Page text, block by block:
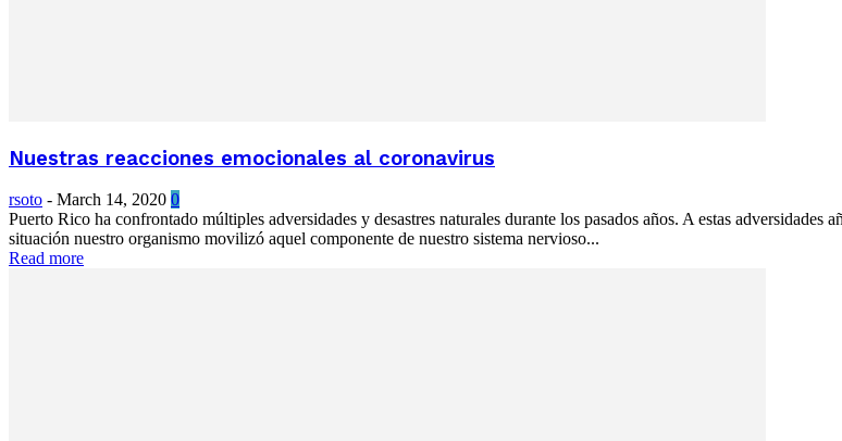
Nuestras reacciones emocionales al coronavirus
rsoto - March 14, 2020 0
Puerto Rico ha confrontado múltiples adversidades y desastres naturales durante los pasados años. A estas
situación nuestro organismo movilizó aquel componente de nuestro sistema nervioso...
Read more